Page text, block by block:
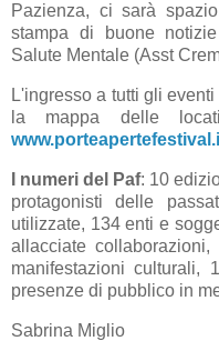
Pazienza, ci sarà
stampa di buone
Salute Mentale (Asst
L'ingresso a tutti gli
la mappa delle
I numeri del Paf: 10
protagonisti delle
utilizzate, 134 enti e
allacciate
manifestazioni culturali,
presenze di pubblico in
Sabrina Miglio